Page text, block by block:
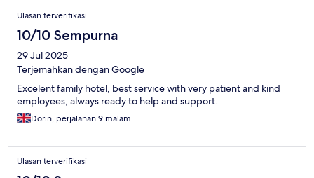
Ulasan
Ulasan terverifikasi
10/10 Sempurna
29 Jul 2025
Terjemahkan dengan Google
Excelent family hotel, best service with very patient and kind
employees, always ready to help and support.
Dorin, perjalanan 9 malam
Ulasan terverifikasi